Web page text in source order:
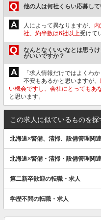
Q 他の人は何社くらい応募して
A 人によって異なりますが、
社、約半数は6社以上受けて
Q
なんとなくいいなとは思う
がいいですか？
A
「求人情報だけではよくわ
不安もあるかと思いますが、
い機会ですし、会社にとってもあ
と思います。
この求人に似ているものを探
北海道×警備、清掃、設備管理関
北海道×警備・清掃・設備管理関
第二新卒歓迎の転職・求人
学歴不問の転職・求人